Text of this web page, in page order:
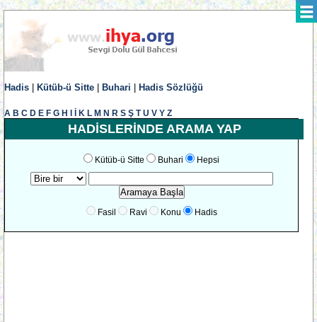
Hadis Kütüb-ü Sitte Buhari Hadis Sözlüğü
A B C D E F G H K L M N R S Ş T U V Y Z
HADİSLERİNDE ARAMA YAP
Kütüb-ü Sitte Buhari Hepsi
Fasil Ravi Konu Hadis